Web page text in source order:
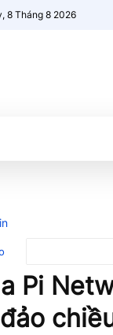
8 Tháng 8 2026
Pi